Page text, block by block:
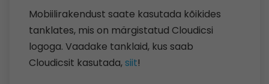
Mobiilirakendust saate kasutada kõikides
tanklates, mis on märgistatud Cloudicsi
logoga. Vaadake tanklaid, kus saab
Cloudicsit kasutada,siit!